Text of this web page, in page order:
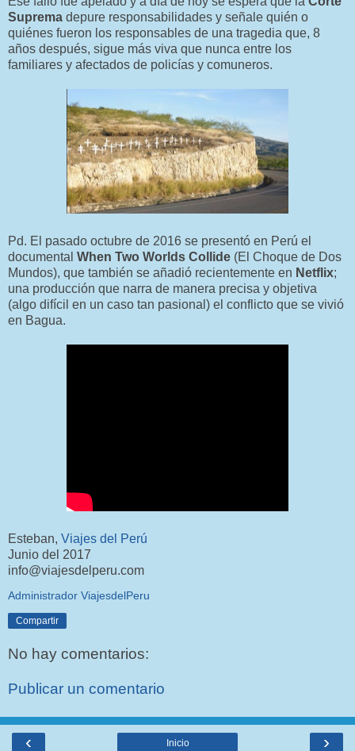
Suprema depure responsabilidades y señale quién o
quiénes fueron los responsables de una tragedia que, 8
años después, sigue más viva que nunca entre los
familiares y afectados de policías y comuneros.
Pd. El pasado octubre de 2016 se presentó en Perú el
documental When Two Worlds Collide (El Choque de Dos
Mundos), que también se añadió recientemente en Netflix;
una producción que narra de manera precisa y objetiva
(algo difícil en un caso tan pasional) el conflicto que se vivió
en Bagua.
Esteban, Viajes del Perú
Junio del 2017
info@viajesdelperu.com
Administrador ViajesdelPeru
Compartir
No hay comentarios:
Publicar un comentario
‹ ›
Inicio